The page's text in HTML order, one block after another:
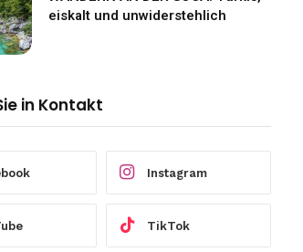
eiskalt und unwiderstehlich
in Kontakt
Instagram
TikTok